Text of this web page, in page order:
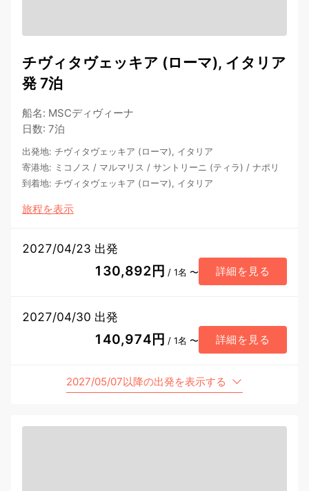
チヴィタヴェッキア (ローマ), イタリア
発 7泊
船名: MSCディヴィーナ
日数: 7泊
出発地: チヴィタヴェッキア (ローマ), イタリア
寄港地: ミコノス / マルマリス / サントリーニ (ティラ) / ナポリ
到着地: チヴィタヴェッキア (ローマ), イタリア
旅程を表示
2027/04/23 出発
130,892円 / 1名 〜 詳細を見る
2027/04/30 出発
140,974円 / 1名 〜 詳細を見る
2027/05/07以降の出発を表示する